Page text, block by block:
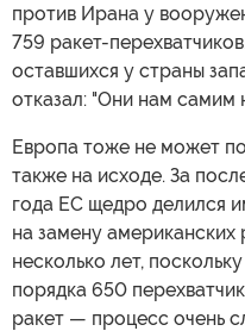
против Ирана у
759 ракет-
оставшихся у страны
отказал: "Они нам самим
Европа тоже не может
также на исходе. За
года ЕС щедро делился
на замену
несколько лет,
порядка 650
ракет — процесс очень